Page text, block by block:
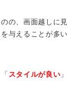
の、画面越しに見
与えることが多い
スタイルが良い 」